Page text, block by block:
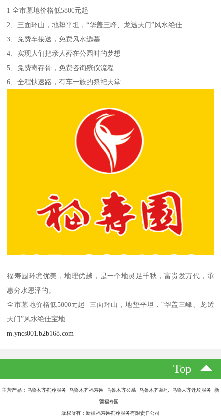
1 全市墓地价格低5800元起
2、三面环山，地垫平坦，“华盖三峰、龙透天门”风水绝佳
3、免费车接送，免费风水选墓
4、实现人们把亲人葬在公园时的梦想
5、免费寄存骨，免费咨询殡仪流程
6、全程快速路，有车一族的祭祀天堂
福寿园环境优美，地理优越，是一个地灵足千秋，富贵发万代，承
惠分水恩泽的。
全市墓地价格低5800元起 三面环山，地垫平坦，“华盖三峰、龙透
天门”风水绝佳宝地
m.yncs001.b2b168.com
Top
主营产品：乌鲁木齐殡葬服务 乌鲁木齐福寿园 乌鲁木齐公墓 乌鲁木齐墓地 乌鲁木齐迁坟服务 新
疆福寿园
版权所有：新疆福寿园殡葬服务有限责任公司